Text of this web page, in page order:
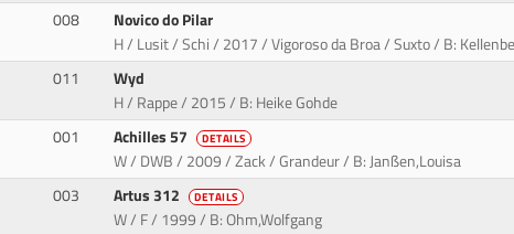
008
Novico do Pilar
H / Lusit / Schi / 2017 / Vigoroso da Broa / Suxto / B:
011
Wyd
H / Rappe / 2015 / B: Heike Gohde
001 Achilles 57 DETAILS
W / DWB / 2009 / Zack / Grandeur / B: Janßen,Louisa
003 Artus 312 DETAILS
W / F / 1999 / B: Ohm,Wolfgang